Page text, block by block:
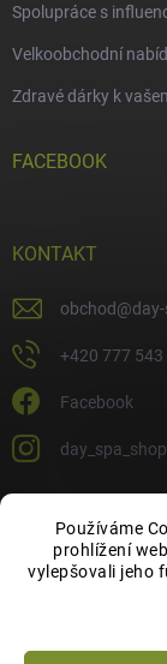
Používáme
prohlížení
vylepšovali jeho
Spolupráce s
Velkoobchodní
Zdravé dárky k
FACEBOOK
KONTAKT
obchod@
+420 777 543
Facebook